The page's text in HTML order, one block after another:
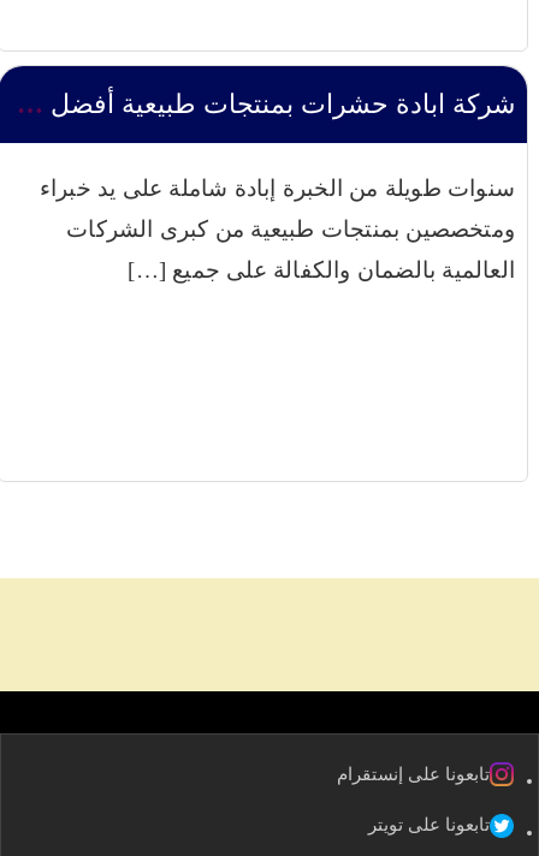
شركة ابادة حشرات بمنتجات طبيعية أفضل سعر بالضمان
سنوات طويلة من الخبرة إبادة شاملة على يد خبراء
ومتخصصين بمنتجات طبيعية من كبرى الشركات
العالمية بالضمان والكفالة على جميع […]
تابعونا على إنستقرام
تابعونا على تويتر